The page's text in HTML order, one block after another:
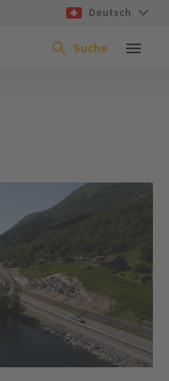
Deutsch
Suche